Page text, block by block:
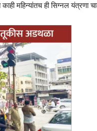
महिन्यांतच ही सिग्नल